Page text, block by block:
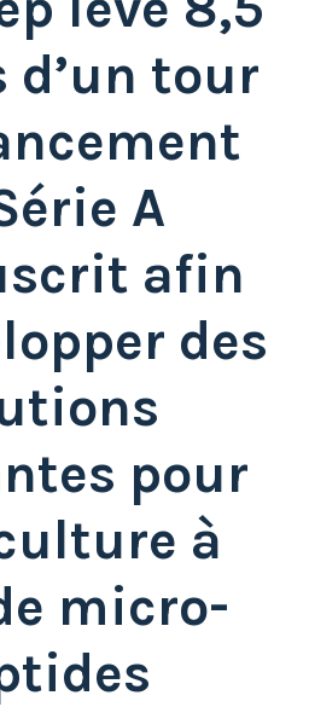
d’un tour
A
afin
des
pour
à
micro-